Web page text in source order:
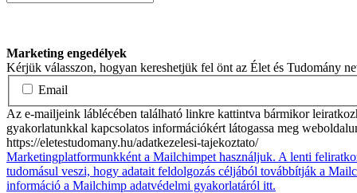
Marketing engedélyek
Kérjük válasszon, hogyan kereshetjük fel önt az Élet és Tudomány
Email
Az e-mailjeink láblécében található linkre kattintva bármikor
gyakorlatunkkal kapcsolatos információkért látogassa meg
https://eletestudomany.hu/adatkezelesi-tajekoztato/
Marketingplatformunkként a Mailchimpet használjuk. A lenti
tudomásul veszi, hogy adatait feldolgozás céljából továbbítják a
információ a Mailchimp adatvédelmi gyakorlatáról itt.